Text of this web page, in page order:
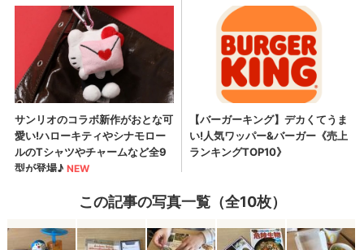
この記事の写真一覧（全10枚）